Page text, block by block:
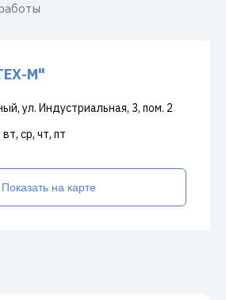
М"
ул. Индустриальная, 3, пом. 2
ср, чт, пт
Показать на карте